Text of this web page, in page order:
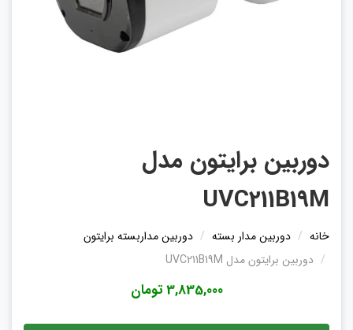
دوربین برایتون مدل
UVC211B19M
خانه دوربین مدار بسته
دوربین مداربسته برایتون
دوربین برایتون مدل UVC211B19M
3,835,000 تومان